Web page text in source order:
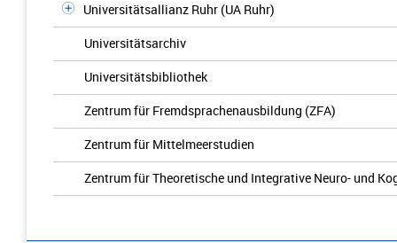
Universitätsallianz Ruhr (UA Ruhr)
Universitätsarchiv
Universitätsbibliothek
Zentrum für Fremdsprachenausbildung (ZFA)
Zentrum für Mittelmeerstudien
Zentrum für Theoretische und Integrative Neuro- und